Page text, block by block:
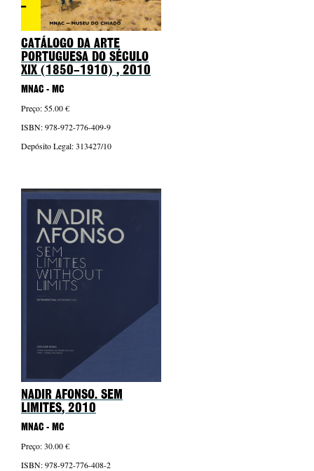
CATÁLOGO DA ARTE
PORTUGUESA DO SÉCULO
XIX (1850–1910) , 2010
MNAC - MC
Preço: 55.00 €
ISBN: 978-972-776-409-9
Depósito Legal: 313427/10
NADIR AFONSO. SEM
LIMITES, 2010
MNAC - MC
Preço: 30.00 €
ISBN: 978-972-776-408-2